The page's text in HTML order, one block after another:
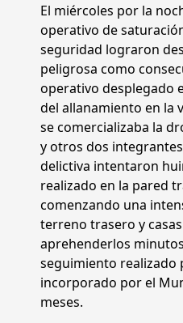
El miércoles por la
operativo de
seguridad lograron
peligrosa como
operativo desplegado
del allanamiento en la
se comercializaba la
y otros dos
delictiva intentaron
realizado en la pared
comenzando una
terreno trasero y
aprehenderlos
seguimiento
incorporado por el
meses.